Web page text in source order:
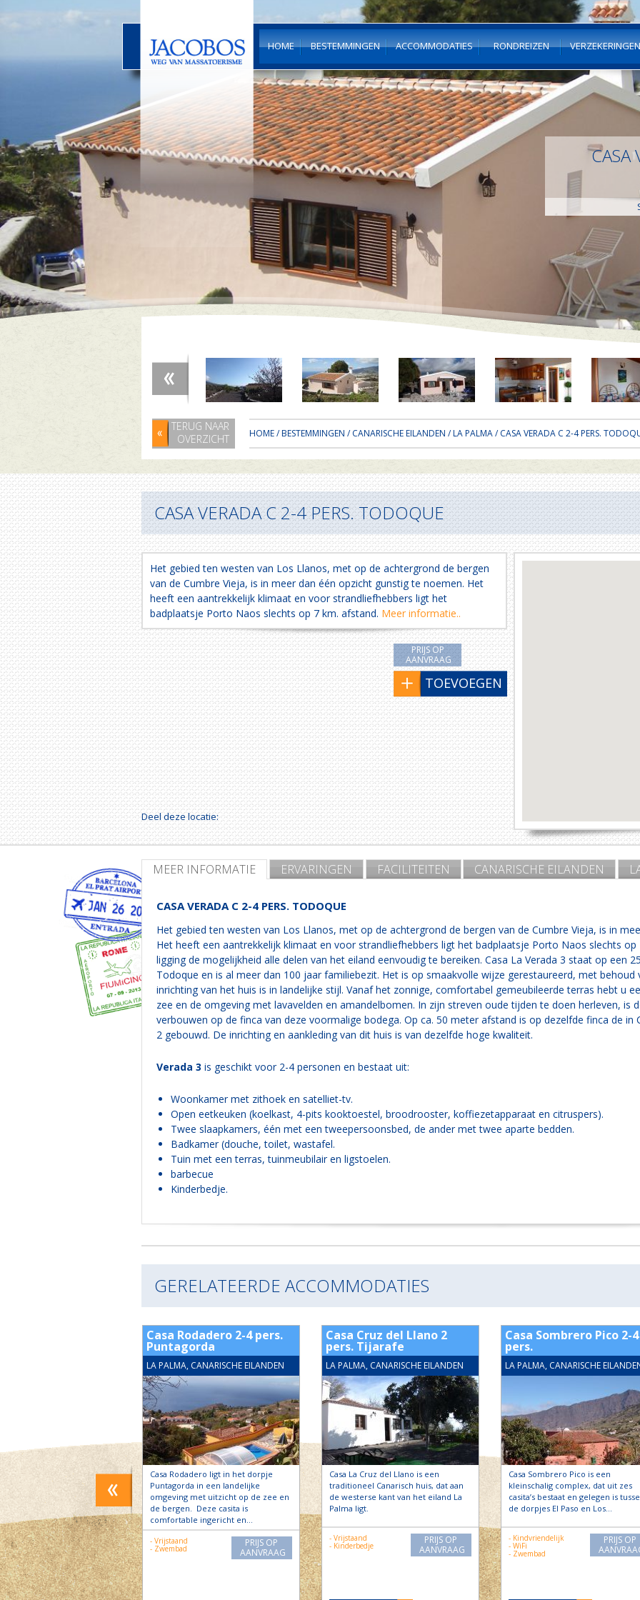
HOME BESTEMMINGEN ACCOMMODATIES RONDREIZEN VERZEKERINGEN
CASA
TERUG NAAR
OVERZICHT
HOME/BESTEMMINGEN /CANARISCHE EILANDEN /LA PALMA/ CASA VERADA C 2-4 PERS.
CASA VERADA C 2-4 PERS. TODOQUE
Het gebied ten westen van Los Llanos, met op de achtergrond de bergen
van de Cumbre Vieja, is in meer dan één opzicht gunstig te noemen. Het
heeft een aantrekkelijk klimaat en voor strandliefhebbers ligt het
badplaatsje Porto Naos slechts op 7 km. afstand. Meer informatie..
PRIJS OP
AANVRAAG
TOEVOEGEN
Deel deze locatie:
MEER INFORMATIE ERVARINGEN FACILITEITEN CANARISCHE EILANDEN
CASA VERADA C 2-4 PERS. TODOQUE
Het gebied ten westen van Los Llanos, met op de achtergrond de bergen van de Cumbre Vieja, is in
Het heeft een aantrekkelijk klimaat en voor strandliefhebbers ligt het badplaatsje Porto Naos slechts
ligging de mogelijkheid alle delen van het eiland eenvoudig te bereiken. Casa La Verada 3 staat op een
Todoque en is al meer dan 100 jaar familiebezit. Het is op smaakvolle wijze gerestaureerd, met
inrichting van het huis is in landelijke stijl. Vanaf het zonnige, comfortabel gemeubileerde terras hebt u
zee en de omgeving met lavavelden en amandelbomen. In zijn streven oude tijden te doen herleven, is
verbouwen op de finca van deze voormalige bodega. Op ca. 50 meter afstand is op dezelfde finca de in
2 gebouwd. De inrichting en aankleding van dit huis is van dezelfde hoge kwaliteit.
Verada 3 is geschikt voor 2-4 personen en bestaat uit:
Woonkamer met zithoek en satelliet-tv.
Open eetkeuken (koelkast, 4-pits kooktoestel, broodrooster, koffiezetapparaat en citruspers).
Twee slaapkamers, één met een tweepersoonsbed, de ander met twee aparte bedden.
Badkamer (douche, toilet, wastafel.
Tuin met een terras, tuinmeubilair en ligstoelen.
barbecue
Kinderbedje.
GERELATEERDE ACCOMMODATIES
ligt in de buurt van La
Tijarafe op 280m hoogte.
over de zee en de
PRIJS OP
AANVRAAG
Casa Rodadero 2-4 pers.
Puntagorda
LA PALMA, CANARISCHE EILANDEN
Casa Rodadero ligt in het dorpje
Puntagorda in een landelijke
omgeving met uitzicht op de zee en
de bergen. Deze casita is
comfortable ingericht en…
- Vrijstaand
- Zwembad
PRIJS OP
AANVRAAG
Casa Cruz del Llano 2
pers. Tijarafe
LA PALMA, CANARISCHE EILANDEN
Casa La Cruz del Llano is een
traditioneel Canarisch huis, dat aan
de westerse kant van het eiland La
Palma ligt.
- Vrijstaand
- Kinderbedje
PRIJS OP
AANVRAAG
Casa Sombrero Pico 2-4
pers.
LA PALMA, CANARISCHE
Casa Sombrero Pico is een
kleinschalig complex, dat uit zes
casita’s bestaat en gelegen is
de dorpjes El Paso en Los…
- Kindvriendelijk
- WiFi
- Zwembad
PRIJS OP